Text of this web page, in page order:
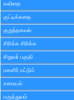
கவிதை
குட்டிக்கதை
குறுந்தகவல்
சிரிக்க சிரிக்க
சிறுவர் பகுதி
மகளிர் மட்டும்
சமையல்
மருத்துவம்